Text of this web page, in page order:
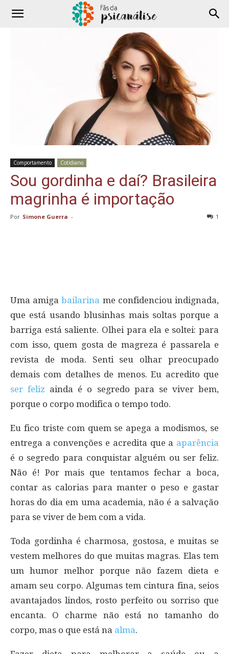
Comportamento Cotidiano
Sou gordinha e daí? Brasileira
magrinha é importação
Por Simone Guerra - 1
Uma amigabailarina me confidenciou indignada,
que está usando blusinhas mais soltas porque a
barriga está saliente. Olhei para ela e soltei: para
com isso, quem gosta de magreza é passarela e
revista de moda. Senti seu olhar preocupado
demais com detalhes de menos. Eu acredito que
ser feliz ainda é o segredo para se viver bem,
porque o corpo modifica o tempo todo.
Eu fico triste com quem se apega a modismos, se
entrega a convenções e acredita que a aparência
é o segredo para conquistar alguém ou ser feliz.
Não é! Por mais que tentamos fechar a boca,
contar as calorias para manter o peso e gastar
horas do dia em uma academia, não é a salvação
para se viver de bem com a vida.
Toda gordinha é charmosa, gostosa, e muitas se
vestem melhores do que muitas magras. Elas tem
um humor melhor porque não fazem dieta e
amam seu corpo. Algumas tem cintura fina, seios
avantajados lindos, rosto perfeito ou sorriso que
encanta. O charme não está no tamanho do
corpo, mas o que está na alma.